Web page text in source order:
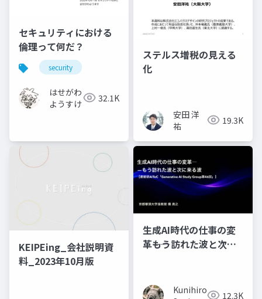
セキュリティにおける
倫理って何だ？
security
はせがわ
ようすけ
32.1K
ステルス増税の見える
化
安田 洋
祐
19.3K
KEIPEing_会社説明資
料_2023年10月版
生成AI時代の仕事の変
革――もう訪れた波と次に
Kunihiro
12.3K